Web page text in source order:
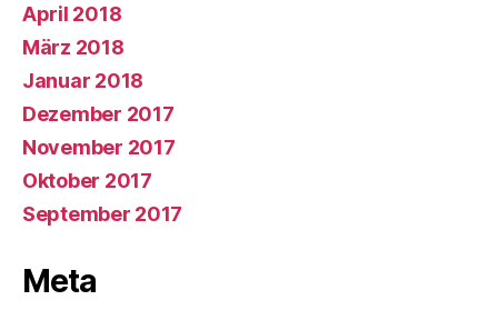
April 2018
März 2018
Januar 2018
Dezember 2017
November 2017
Oktober 2017
September 2017
Meta